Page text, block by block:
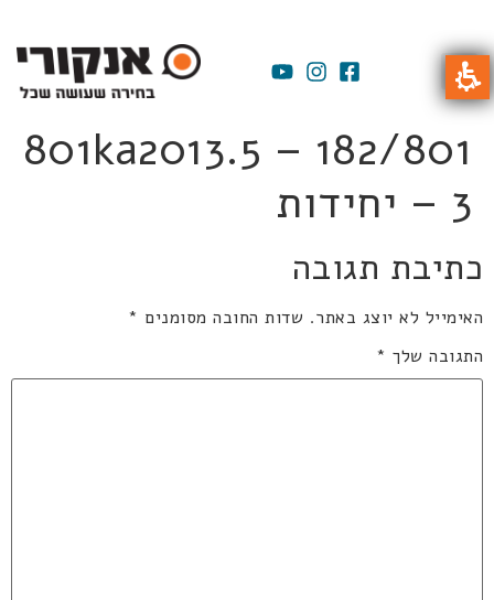
801ka2013.5 – 182/801
– 3 יחידות
כתיבת תגובה
האימייל לא יוצג באתר. שדות החובה מסומנים *
התגובה שלך *